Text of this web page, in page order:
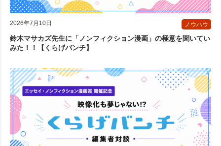
2026年7月10日 ノウハウ
鈴木マサカズ先生に「ノンフィクション漫画」の極意を聞いてい
みた！！【くらげバンチ】